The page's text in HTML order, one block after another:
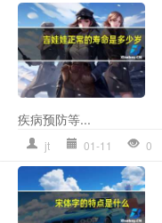
疾病预防等...
jt 01-11 0